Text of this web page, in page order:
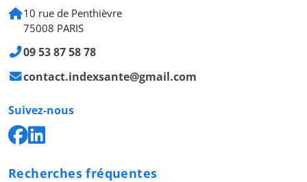
10 rue de Penthièvre
75008 PARIS
09 53 87 58 78
contact.indexsante@gmail.com
Suivez-nous
Recherches fréquentes